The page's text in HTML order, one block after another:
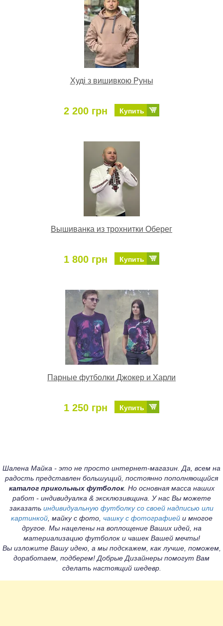
Худі з вишивкою Руны
2 200 грн Купить
Вышиванка из трохнитки Оберег
1 800 грн Купить
Парные футболки Джокер и Харли
1 250 грн Купить
Шалена Майка - это не просто интернет-магазин. Да, всем на
радость представлен большущий, постоянно пополняющийся
каталог прикольных футболок. Но основная масса наших
работ - индивидуалка & эксклюзивщина. У нас Вы можете
заказать индивидуальную футболку со своей надписью или
картинкой, майку с фото, чашку с фотографиейи многое
другое. Мы нацелены на воплощение Ваших идей, на
материализацию футболок и чашек Вашей мечты!
Вы изложите Вашу идею, а мы подскажем, как лучше, поможем,
доработаем, подберем! Добрые Дизайнеры помогут Вам
сделать настоящий шедевр.